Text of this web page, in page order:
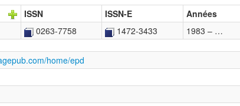
ISSN ISSN-E Années
0263-7758 1472-3433 1983 – …
home/epd